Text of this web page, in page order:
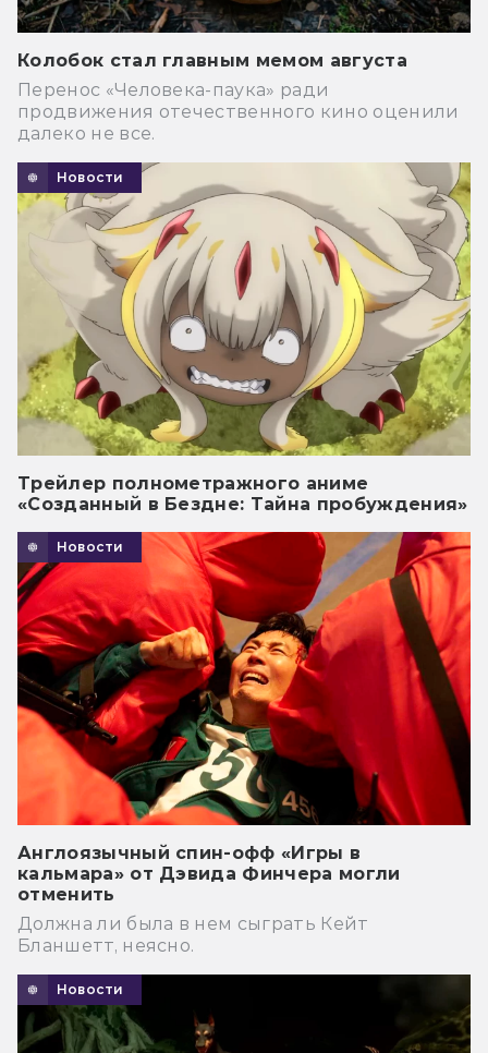
Колобок стал главным мемом августа
Перенос «Человека-паука» ради
продвижения отечественного кино оценили
далеко не все.
Новости
Трейлер полнометражного аниме
«Созданный в Бездне: Тайна пробуждения»
Новости
Англоязычный спин-офф «Игры в
кальмара» от Дэвида Финчера могли
отменить
Должна ли была в нем сыграть Кейт
Бланшетт, неясно.
Новости